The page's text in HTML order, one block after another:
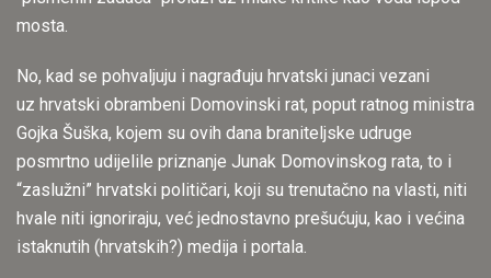
mosta.
No, kad se pohvaljuju i nagrađuju hrvatski junaci vezani
uz hrvatski obrambeni Domovinski rat, poput ratnog ministra
Gojka Šuška, kojem su ovih dana braniteljske udruge
posmrtno udijelile priznanje Junak Domovinskog rata, to i
“zaslužni” hrvatski političari, koji su trenutačno na vlasti, niti
hvale niti ignoriraju, već jednostavno prešućuju, kao i većina
istaknutih (hrvatskih?) medija i portala.